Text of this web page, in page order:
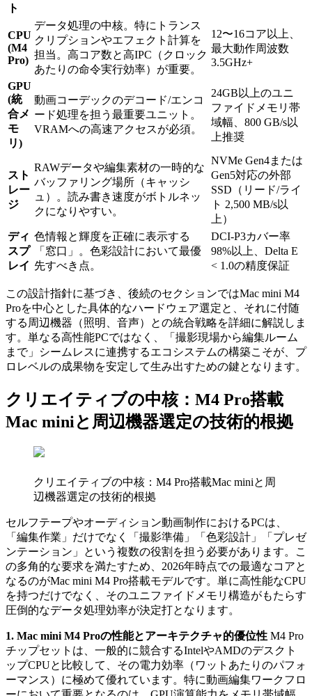
ト
CPU
(M4
Pro)
データ処理の中核。特にトランス
クリプションやエフェクト計算を
担当。高コア数と高IPC（クロック
あたりの命令実行効率）が重要。
12〜16コア以上、
最大動作周波数
3.5GHz+
GPU
(統
合メ
モ
リ)
動画コーデックのデコード/エンコ
ード処理を担う最重要ユニット。
VRAMへの高速アクセスが必須。
24GB以上のユニ
ファイドメモリ帯
域幅、800 GB/s以
上推奨
スト
レー
ジ
RAWデータや編集素材の一時的な
バッファリング場所（キャッシ
ュ）。読み書き速度がボトルネッ
クになりやすい。
NVMe Gen4または
Gen5対応の外部
SSD（リード/ライ
ト 2,500 MB/s以
上）
ディ
スプ
レイ
色情報と輝度を正確に表示する
「窓口」。色彩設計において最優
先すべき点。
DCI-P3カバー率
98%以上、Delta E
< 1.0の精度保証
この設計指針に基づき、後続のセクションではMac mini M4
Proを中心とした具体的なハードウェア選定と、それに付随
する周辺機器（照明、音声）との統合戦略を詳細に解説しま
す。単なる高性能PCではなく、「撮影現場から編集ルーム
まで」シームレスに連携するエコシステムの構築こそが、プ
ロレベルの成果物を安定して生み出すための鍵となります。
クリエイティブの中核：M4 Pro搭載
Mac miniと周辺機器選定の技術的根拠
クリエイティブの中核：M4 Pro搭載Mac miniと周
辺機器選定の技術的根拠
セルフテープやオーディション動画制作におけるPCは、
「編集作業」だけでなく「撮影準備」「色彩設計」「プレゼ
ンテーション」という複数の役割を担う必要があります。こ
の多角的な要求を満たすため、2026年時点での最適なコアと
なるのがMac mini M4 Pro搭載モデルです。単に高性能なCPU
を持つだけでなく、そのユニファイドメモリ構造がもたらす
圧倒的なデータ処理効率が決定打となります。
1. Mac mini M4 Proの性能とアーキテクチャ的優位性 M4 Pro
チップセットは、一般的に競合するIntelやAMDのデスクト
ップCPUと比較して、その電力効率（ワットあたりのパフォ
ーマンス）に極めて優れています。特に動画編集ワークフロ